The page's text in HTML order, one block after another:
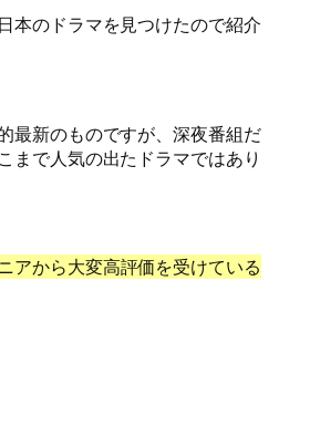
本のドラマを見つけたので紹介
最新のものですが、深夜番組だ
まで人気の出たドラマではあり
アから大変高評価を受けている